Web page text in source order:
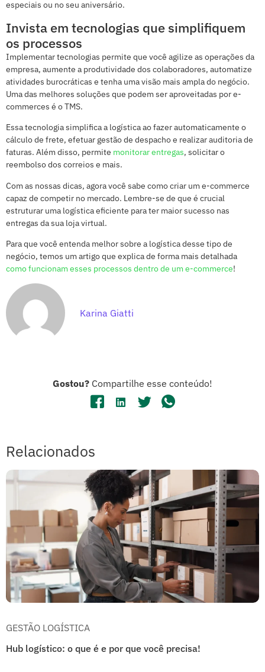
especiais ou no seu aniversário.
Invista em tecnologias que simplifiquem
os processos
Implementar tecnologias permite que você agilize as operações da
empresa, aumente a produtividade dos colaboradores, automatize
atividades burocráticas e tenha uma visão mais ampla do negócio.
Uma das melhores soluções que podem ser aproveitadas por e-
commerces é o TMS.
Essa tecnologia simplifica a logística ao fazer automaticamente o
cálculo de frete, efetuar gestão de despacho e realizar auditoria de
faturas. Além disso, permite monitorar entregas, solicitar o
reembolso dos correios e mais.
Com as nossas dicas, agora você sabe como criar um e-commerce
capaz de competir no mercado. Lembre-se de que é crucial
estruturar uma logística eficiente para ter maior sucesso nas
entregas da sua loja virtual.
Para que você entenda melhor sobre a logística desse tipo de
negócio, temos um artigo que explica de forma mais detalhada
como funcionam esses processos dentro de um e-commerce!
Karina Giatti
Gostou? Compartilhe esse conteúdo!
Relacionados
GESTÃO LOGÍSTICA
Hub logístico: o que é e por que você precisa!